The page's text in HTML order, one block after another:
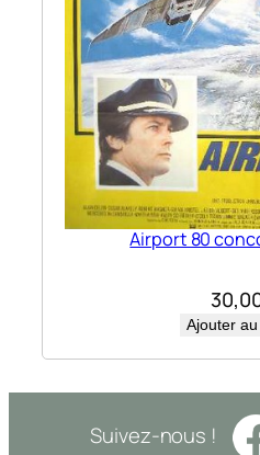
Airport 80
Ajouter
Suivez-nous !